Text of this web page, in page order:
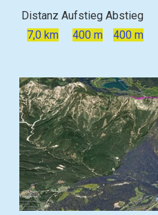
Distanz Aufstieg Abstieg
7,0 km
400 m 400 m